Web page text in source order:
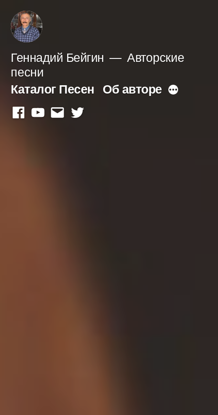
Перейти
содержимому
Геннадий Бейгин
Авторские
песни
Каталог Песен Об авторе Больше
facebook
youtube
mail twitter